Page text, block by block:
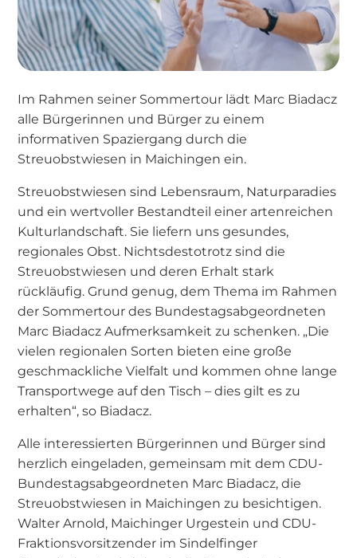
Im Rahmen seiner Sommertour lädt Marc Biadacz
alle Bürgerinnen und Bürger zu einem
informativen Spaziergang durch die
Streuobstwiesen in Maichingen ein.
Streuobstwiesen sind Lebensraum, Naturparadies
und ein wertvoller Bestandteil einer artenreichen
Kulturlandschaft. Sie liefern uns gesundes,
regionales Obst. Nichtsdestotrotz sind die
Streuobstwiesen und deren Erhalt stark
rückläufig. Grund genug, dem Thema im Rahmen
der Sommertour des Bundestagsabgeordneten
Marc Biadacz Aufmerksamkeit zu schenken. „Die
vielen regionalen Sorten bieten eine große
geschmackliche Vielfalt und kommen ohne lange
Transportwege auf den Tisch – dies gilt es zu
erhalten“, so Biadacz.
Alle interessierten Bürgerinnen und Bürger sind
herzlich eingeladen, gemeinsam mit dem CDU-
Bundestagsabgeordneten Marc Biadacz, die
Streuobstwiesen in Maichingen zu besichtigen.
Walter Arnold, Maichinger Urgestein und CDU-
Fraktionsvorsitzender im Sindelfinger